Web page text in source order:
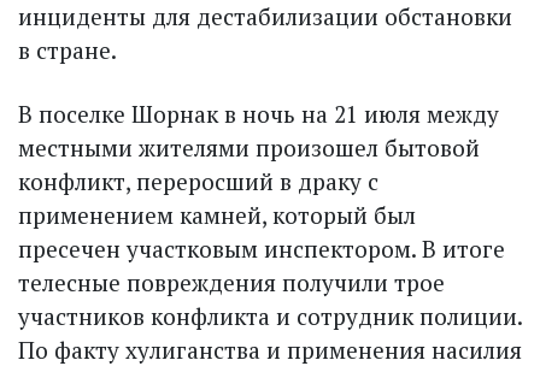
инциденты для дестабилизации обстановки
в стране.
В поселке Шорнак в ночь на 21 июля между
местными жителями произошел бытовой
конфликт, переросший в драку с
применением камней, который был
пресечен участковым инспектором. В итоге
телесные повреждения получили трое
участников конфликта и сотрудник полиции.
По факту хулиганства и применения насилия